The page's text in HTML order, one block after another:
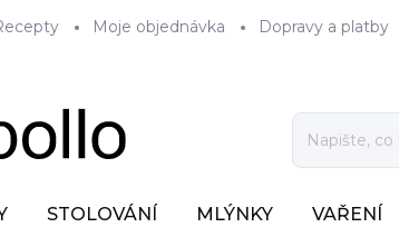
Moje objednávka Dopravy a platby
STOLOVÁNÍ MLÝNKY VAŘENÍ